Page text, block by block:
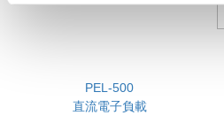
PEL-500
直流電子負載